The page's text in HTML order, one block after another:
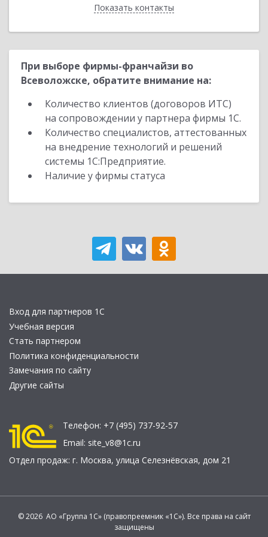
Показать контакты
Назад
При выборе фирмы-франчайзи во
Всеволожске, обратите внимание на:
Количество клиентов (договоров ИТС)
на сопровождении у партнера фирмы 1С.
Количество специалистов, аттестованных
на внедрение технологий и решений
системы 1С:Предприятие.
Наличие у фирмы статуса
Вход для партнеров 1С
Учебная версия
Стать партнером
Политика конфиденциальности
Замечания по сайту
Другие сайты
Телефон: +7 (495) 737-92-57
Email: site_v8@1c.ru
Отдел продаж: г. Москва, улица Селезнёвская, дом 21
© 2026 АО «Группа 1С» (правопреемник «1С»). Все права на сайт
защищены